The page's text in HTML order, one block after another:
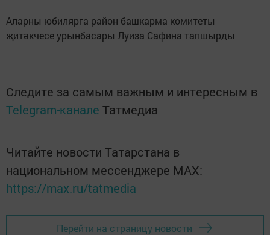
Аларны юбилярга район башкарма комитеты
җитәкчесе урынбасары Луиза Сафина тапшырды
Следите за самым важным и интересным в
Telegram-канале Татмедиа
Читайте новости Татарстана в
национальном мессенджере MАХ:
https://max.ru/tatmedia
Перейти на страницу новости